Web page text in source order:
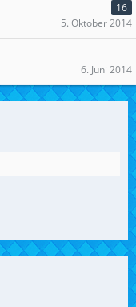
16
5. Oktober 2014
6. Juni 2014